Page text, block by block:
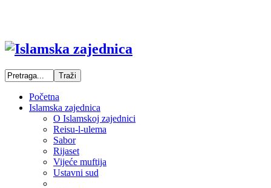
Početna
Islamska zajednica
O Islamskoj zajednici
Reisu-l-ulema
Sabor
Rijaset
Vijeće muftija
Ustavni sud